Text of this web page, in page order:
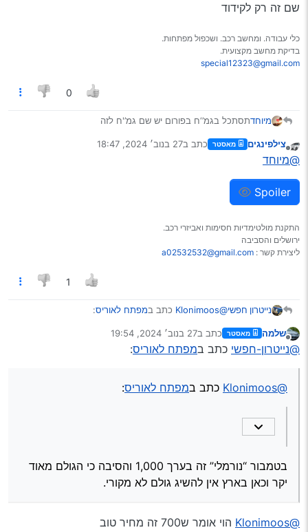
שם זה רק לקידוד
כלי עבודה. ומחשב רכב. ושכפול מפתחות.
בדיקת מחשב מקצועית.
special12323@gmail.com
0
מיוחדתסתכל בגמ’‘ח בפורום יש שם גמ’'ח לזה
צילפינגים מאסטר כתב ב27 בנוב׳ 2024, 18:47
נערך לאחרונה על ידי
@מיוחד
Spoiler
התקנת מולטימדיות חסימות ואביזרי רכב.
ירושלים והסביבה
ליצירת קשר : a02532532@gmail.com
1
נייטרון חפשי@Klonimoos כתב במפתח לאוריס:
@צילפינגים
אז הבאתי לו אותך להוכיח שכן…
יקר וכאן בארץ אין להשיג גולם לא מקורי.
שלמה מאסטר כתב ב27 בנוב׳ 2024, 19:54
נערך לאחרונה על ידי
@נייטרון-חפשי כתב במפתח לאוריס:
@Klonimoos כתב במפתח לאוריס:
בטמבור “נורמלי” זה בערך 1,000 והסיבה כי הגולם מאוד
יקר וכאן בארץ אין להשיג גולם לא מקורי.
@Klonimoos הוי אומר ש700 זה מחיר טוב